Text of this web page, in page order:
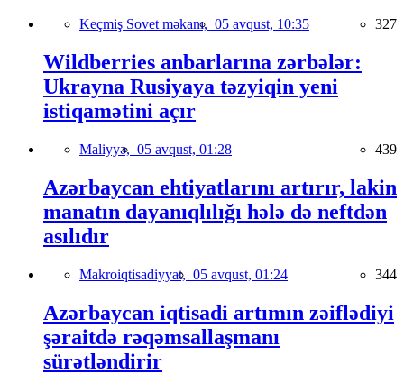
Keçmiş Sovet məkanı, 05 avqust, 10:35 327
Wildberries anbarlarına zərbələr:
Ukrayna Rusiyaya təzyiqin yeni
istiqamətini açır
Maliyyə, 05 avqust, 01:28 439
Azərbaycan ehtiyatlarını artırır, lakin
manatın dayanıqlılığı hələ də neftdən
asılıdır
Makroiqtisadiyyat, 05 avqust, 01:24 344
Azərbaycan iqtisadi artımın zəiflədiyi
şəraitdə rəqəmsallaşmanı
sürətləndirir